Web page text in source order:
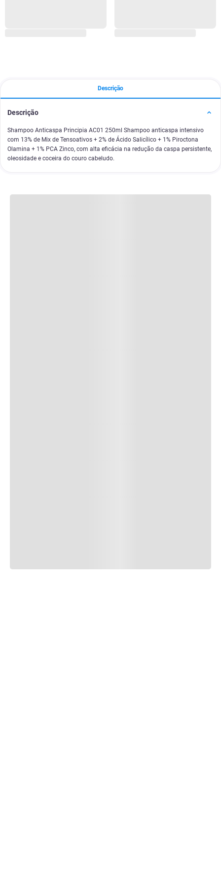
Descrição
Descrição
Shampoo Anticaspa Principia AC01 250ml Shampoo anticaspa intensivo
com 13% de Mix de Tensoativos + 2% de Ácido Salicílico + 1% Piroctona
Olamina + 1% PCA Zinco, com alta eficácia na redução da caspa persistente,
oleosidade e coceira do couro cabeludo.